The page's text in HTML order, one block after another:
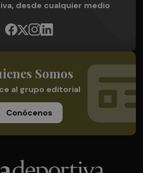
desde cualquier medio
Somos
al grupo editorial
Conócenos